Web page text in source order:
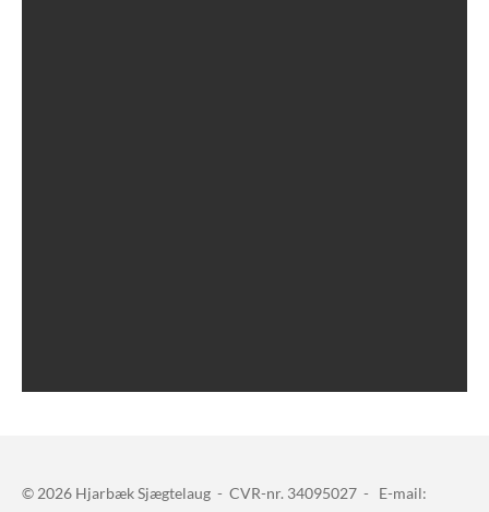
© 2026 Hjarbæk Sjægtelaug - CVR-nr. 34095027 -
E-mail: